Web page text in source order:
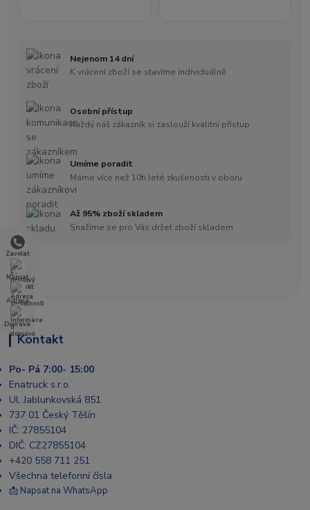
Zavolat
Napsat
Adresa
Doprava
Nejenom 14 dní
K vrácení zboží se stavíme individuálně
Osobní přístup
Každý náš zákazník si zaslouží kvalitní přístup
Umíme poradit
Máme více než 10ti leté zkušenosti v oboru
Až 95% zboží skladem
Snažíme se pro Vás držet zboží skladem
Kontakt
Po- Pá 7:00- 15:00
Enatruck s.r.o.
Ul. Jablunkovská 851
737 01 Český Těšín
IČ: 27855104
DIČ: CZ27855104
+420 558 711 251
Všechna telefonní čísla
📩 Napsat na WhatsApp